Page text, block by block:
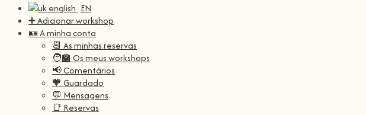
EN
➕ Adicionar workshop
🪪 A minha conta
📆 As minhas reservas
🧑‍🏫 Os meus workshops
📢 Comentários
🧡 Guardado
💬 Mensagens
📑 Reservas